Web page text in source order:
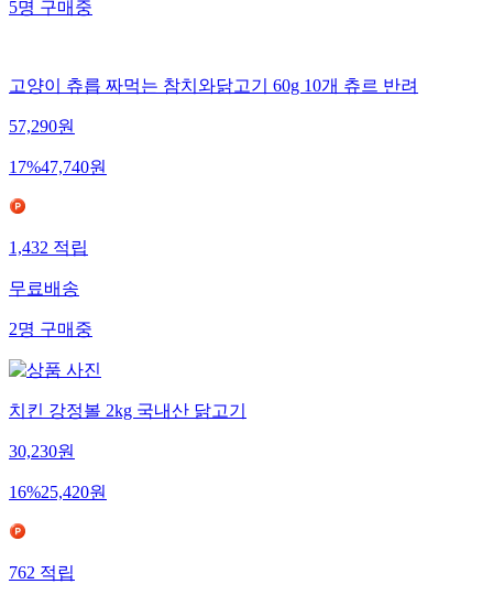
5명구매중
고양이 츄릅 짜먹는 참치와닭고기 60g 10개 츄르 반려
57,290원
17%47,740원
1,432적립
무료배송
2명구매중
치킨 강정볼 2kg 국내산 닭고기
30,230원
16%25,420원
762적립